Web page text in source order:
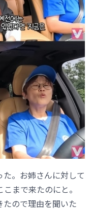
。お姉さんに対して
まで来たのにと。
ので理由を聞いた